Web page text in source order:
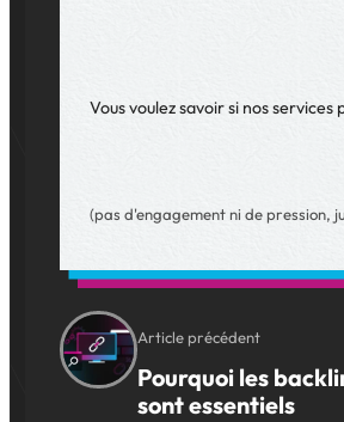
Vous voulez savoir si nos
(pas d'engagement ni de pression,
Article précédent
Pourquoi les
sont essentiels